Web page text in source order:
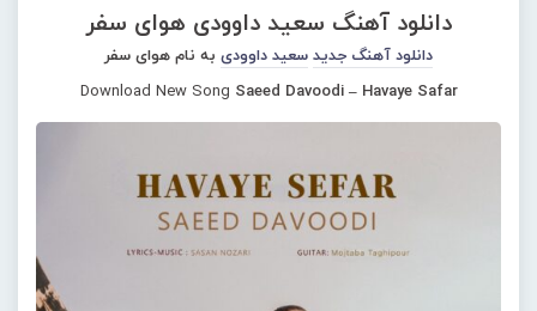
دانلود آهنگ سعید داوودی هوای سفر
دانلود آهنگ جدید سعید داوودی به نام هوای سفر
Download New Song Saeed Davoodi – Havaye Safar